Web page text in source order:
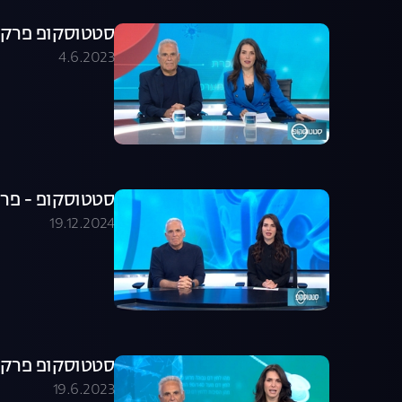
סטטוסקופ פרק
4.6.2023
סטטוסקופ - פרק 228
19.12.2024
סטטוסקופ פרק
19.6.2023